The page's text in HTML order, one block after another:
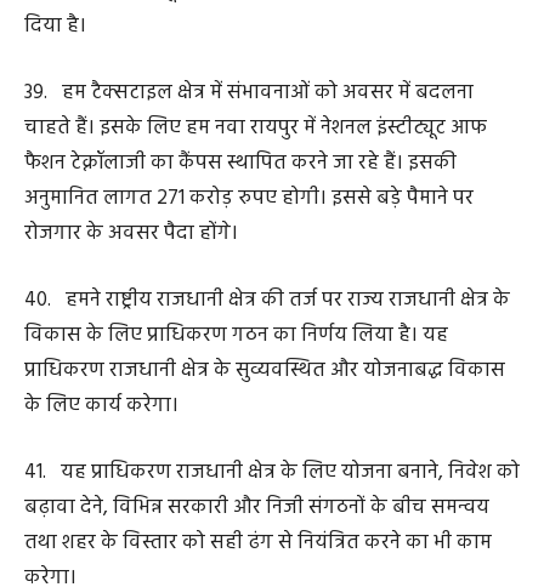
लगाया जा सकता है कि वहां बिजली की खपत कितनी है। हमारा
प्रदेश जीरो पॉवर कट स्टेट है। हमारे राज्य में प्रति व्यक्ति ऊर्जा खपत
2 हजार 211 यूनिट है, जबकि देश का औसत ऊर्जा खपत प्रति व्यक्ति
1 हजार 255 यूनिट है।
हाफ बिजली बिल से मुफ्त बिजली की ओर तेजी से बढ़ रहे हैं।
प्रधानमंत्री सूर्य घर मुफ्त बिजली योजना ग्रीन एनर्जी के क्षेत्र में एक
महत्वपूर्ण कदम है। इस योजना के माध्यम से आमजन अब बिजली
उपभोक्ता से बिजली उत्पादनकर्ता बन रहेे हैं।
48. इस योजना के तहत सौर संयंत्रों की स्थापना पर केन्द्र और
राज्य सरकार द्वारा आकर्षक सब्सिडी दी जा रही है। एक किलोवॉट
के सौर संयंत्र पर केन्द्र सरकार द्वारा 30 हजार रूपए और राज्य
सरकार द्वारा 15 हजार रूपए, इस प्रकार कुल 45 हजार रूपए की